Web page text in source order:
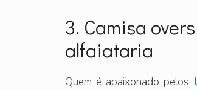
3. Camisa
alfaiataria
Quem é apaixonado pelos